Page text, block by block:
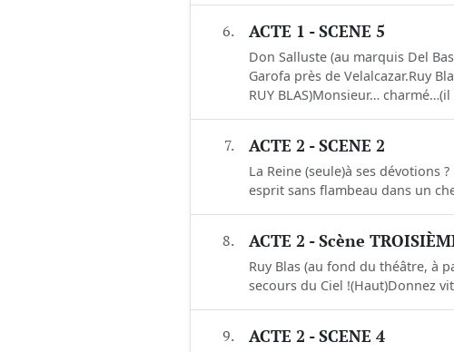
6. ACTE 1 - SCENE 5
Don Salluste (au marquis Del
Garofa près de Velalcazar.Ruy
RUY BLAS)Monsieur…
7. ACTE 2 - SCENE 2
La Reine (seule)à ses dévotions
esprit sans flambeau dans un
8. ACTE 2 - Scène
Ruy Blas (au fond du théâtre, à
secours du Ciel !(Haut)Donnez
9. ACTE 2 - SCENE 4